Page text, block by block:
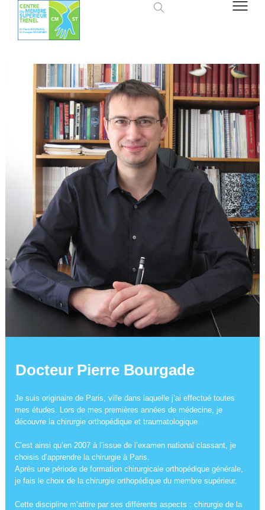
Docteur Pierre Bourgade
Je suis originaire de Paris, ville dans laquelle j’ai effectué toutes
mes études. Lors de mes premières années de médecine, je
découvre la chirurgie orthopédique et traumatologique.
C’est ainsi qu’en 2007 à l’issue de l’examen national classant, je
choisis d’apprendre la chirurgie à Paris.
Après une période de formation chirurgicale orthopédique générale,
je fais le choix de la chirurgie orthopédique du membre supérieur.
Cette discipline m’attire par ses différents aspects : chirurgie de la